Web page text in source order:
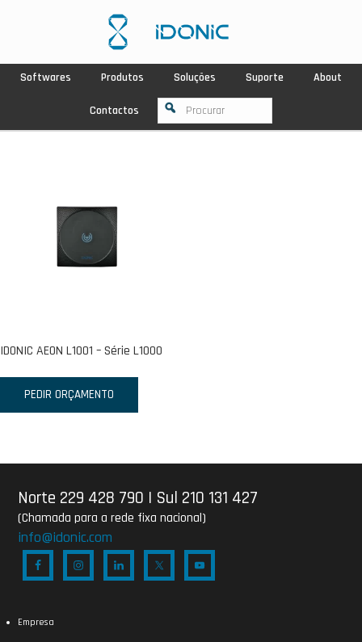
Softwares Produtos Soluções Suporte About
Contactos
IDONIC AEON L1001 – Série L1000
PEDIR ORÇAMENTO
Norte 229 428 790 | Sul 210 131 427
(Chamada para a rede fixa nacional)
info@idonic.com
Empresa